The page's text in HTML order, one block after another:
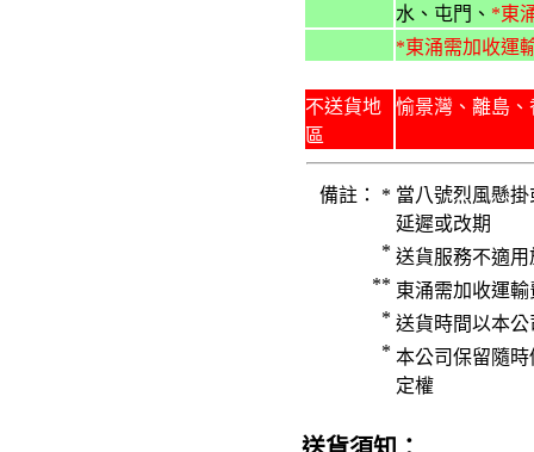
水、屯門、 *東
*東涌需加收運
不送貨地
區
愉景灣、離島
備註： * 當八號烈風懸
延遲或改期
* 送貨服務不適
** 東涌需加收運
* 送貨時間以本
* 本公司保留隨
定權